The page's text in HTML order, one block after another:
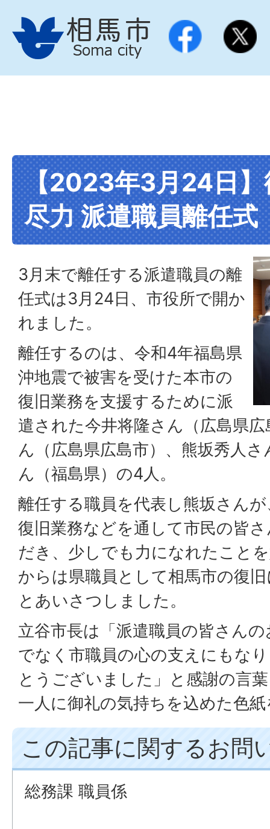
【2023年3月24日】
尽力 派遣職員離任式
3月末で離任する派遣職員の離
任式は3月24日、市役所で開か
れました。
離任するのは、令和4年福島県
沖地震で被害を受けた本市の
復旧業務を支援するために派
遣された今井将隆さん（広島県
ん（広島県広島市）、熊坂秀人
ん（福島県）の4人。
離任する職員を代表し熊坂さん
復旧業務などを通して市民の皆
だき、少しでも力になれたこと
からは県職員として相馬市の復
とあいさつしました。
立谷市長は「派遣職員の皆さん
でなく市職員の心の支えにもな
とうございました」と感謝の言
一人に御礼の気持ちを込めた色
この記事に関するお問
総務課 職員係